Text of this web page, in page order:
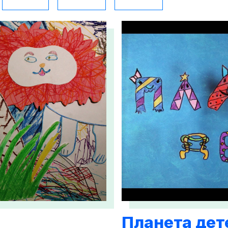
Планета